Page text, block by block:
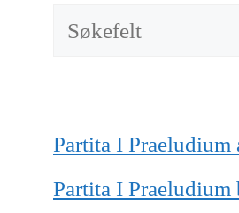
Søk
Partita I Praeludium
Partita I Praeludium